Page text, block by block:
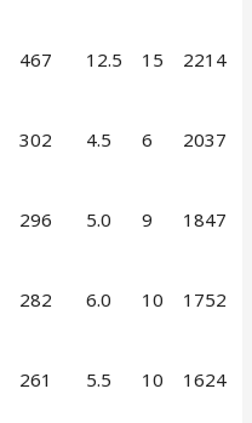
467 12.5 15 2214
302 4.5 6 2037
296 5.0 9 1847
282 6.0 10 1752
261 5.5 10 1624